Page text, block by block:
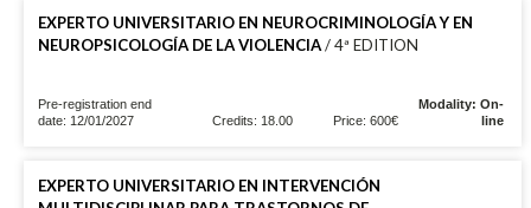
EXPERTO UNIVERSITARIO EN NEUROCRIMINOLOGÍA Y EN
NEUROPSICOLOGÍA DE LA VIOLENCIA/ 4ª EDITION
Pre-registration end
date: 12/01/2027
Credits: 18.00 Price: 600€
Modality: On-
line
EXPERTO UNIVERSITARIO EN INTERVENCIÓN